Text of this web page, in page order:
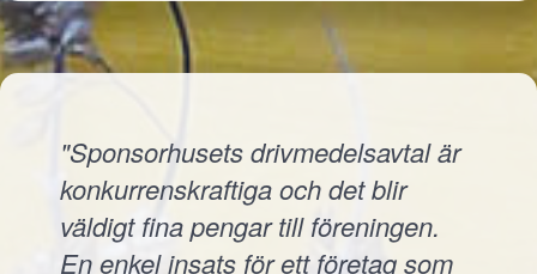
"Sponsorhusets drivmedelsavtal är
konkurrenskraftiga och det blir
väldigt fina pengar till föreningen.
En enkel insats för ett företag som